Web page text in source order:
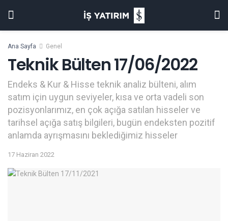
Ana Sayfa Genel
Teknik Bülten 17/06/2022
Endeks & Kur & Hisse teknik analiz bülteni, alım
satım için uygun seviyeler, kısa ve orta vadeli son
pozisyonlarımız, en çok açığa satılan hisseler ve
tarihsel açığa satış bilgileri, bugün endeksten pozitif
anlamda ayrışmasını beklediğimiz hisseler
17 Haziran 2022